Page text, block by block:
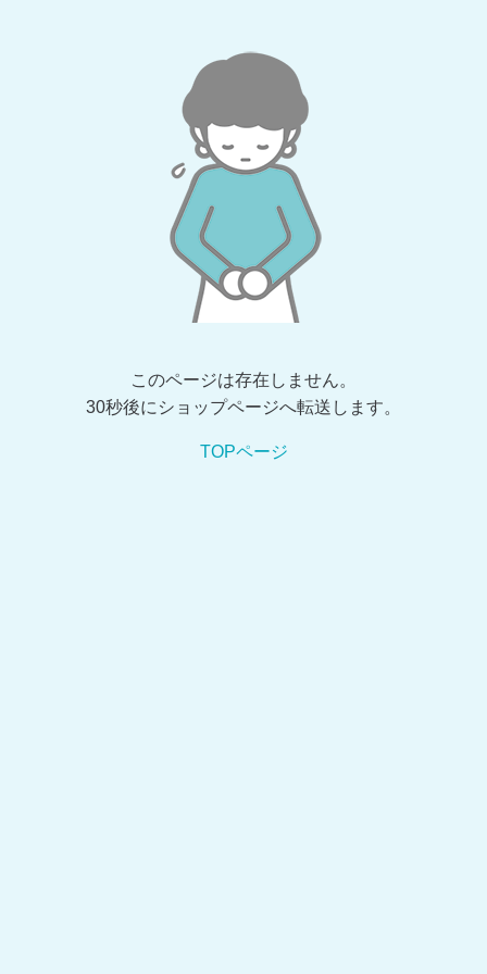
このページは存在しません。
30秒後にショップページへ転送します。
TOPページ